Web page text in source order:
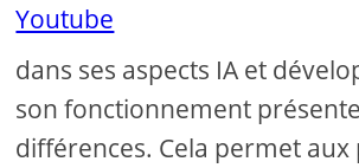
Youtube
dans ses aspects IA et
son fonctionnement
différences. Cela permet